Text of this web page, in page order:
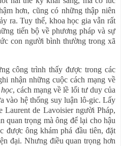
hơn, cũng có những thập niên
ra. Tuy thế, khoa học gia vẫn rất
tiến bộ về phương pháp và sự
con người bình thường trong xã
công trình thấy được trong các
nhận những cuộc cách mạng về
, cách mạng về lề lối tư duy của
vào hệ thống suy luận lô-gic. Lấy
de Lavoisier người Pháp,
quan trọng mà ông để lại cho hậu
được ông khám phá đầu tiên, đặt
đại. Nhưng điều quan trọng hơn